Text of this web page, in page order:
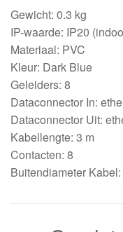
Gewicht: 0.3 kg
IP-waarde: IP20
Materiaal: PVC
Kleur: Dark Blue
Geleiders: 8
Dataconnector In:
Dataconnector Uit:
Kabellengte: 3 m
Contacten: 8
Buitendiameter Kabel: